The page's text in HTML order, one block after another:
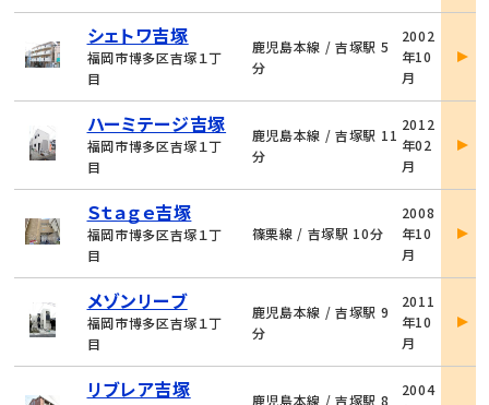
シェトワ吉塚
福岡市博多区吉塚１丁
目
鹿児島本線 / 吉塚駅 5
分
2002
年10
月
詳
ハーミテージ吉塚
福岡市博多区吉塚１丁
目
鹿児島本線 / 吉塚駅 11
分
2012
年02
月
詳
Ｓｔａｇｅ吉塚
福岡市博多区吉塚１丁
目
篠栗線 / 吉塚駅 10分
2008
年10
月
詳
メゾンリーブ
福岡市博多区吉塚１丁
目
鹿児島本線 / 吉塚駅 9
分
2011
年10
月
詳
リブレア吉塚
鹿児島本線 / 吉塚駅 8
2004